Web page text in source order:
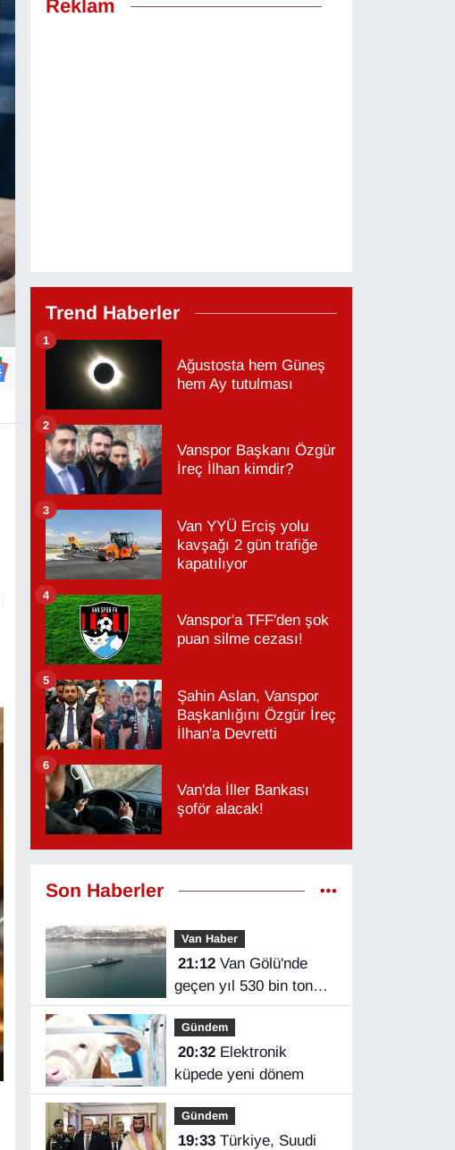
Reklam
Trend Haberler
Ağustosta hem Güneş
hem Ay tutulması
1
Vanspor Başkanı Özgür
İreç İlhan kimdir?
2
Van YYÜ Erciş yolu
kavşağı 2 gün trafiğe
kapatılıyor
3
Vanspor'a TFF'den şok
puan silme cezası!
4
Şahin Aslan, Vanspor
Başkanlığını Özgür İreç
İlhan'a Devretti
5
Van'da İller Bankası
şoför alacak!
6
Son Haberler
Van Haber
21:12Van Gölü'nde
geçen yıl 530 bin ton
yük taşındı
Gündem
20:32Elektronik
küpede yeni dönem
Gündem
19:33Türkiye, Suudi